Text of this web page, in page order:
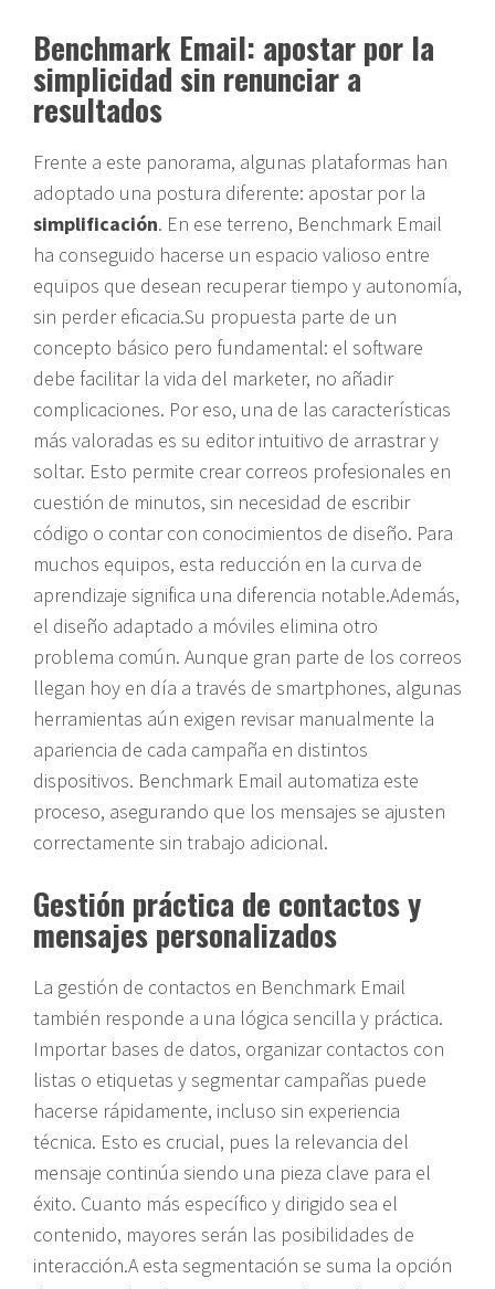
Benchmark Email: apostar por la
simplicidad sin renunciar a
resultados
Frente a este panorama, algunas plataformas han
adoptado una postura diferente: apostar por la
simplificación. En ese terreno, Benchmark Email
ha conseguido hacerse un espacio valioso entre
equipos que desean recuperar tiempo y autonomía,
sin perder eficacia.Su propuesta parte de un
concepto básico pero fundamental: el software
debe facilitar la vida del marketer, no añadir
complicaciones. Por eso, una de las características
más valoradas es su editor intuitivo de arrastrar y
soltar. Esto permite crear correos profesionales en
cuestión de minutos, sin necesidad de escribir
código o contar con conocimientos de diseño. Para
muchos equipos, esta reducción en la curva de
aprendizaje significa una diferencia notable.Además,
el diseño adaptado a móviles elimina otro
problema común. Aunque gran parte de los correos
llegan hoy en día a través de smartphones, algunas
herramientas aún exigen revisar manualmente la
apariencia de cada campaña en distintos
dispositivos. Benchmark Email automatiza este
proceso, asegurando que los mensajes se ajusten
correctamente sin trabajo adicional.
Gestión práctica de contactos y
mensajes personalizados
La gestión de contactos en Benchmark Email
también responde a una lógica sencilla y práctica.
Importar bases de datos, organizar contactos con
listas o etiquetas y segmentar campañas puede
hacerse rápidamente, incluso sin experiencia
técnica. Esto es crucial, pues la relevancia del
mensaje continúa siendo una pieza clave para el
éxito. Cuanto más específico y dirigido sea el
contenido, mayores serán las posibilidades de
interacción.A esta segmentación se suma la opción